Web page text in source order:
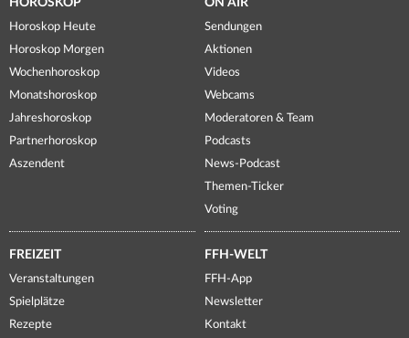
HOROSKOP
Horoskop Heute
Horoskop Morgen
Wochenhoroskop
Monatshoroskop
Jahreshoroskop
Partnerhoroskop
Aszendent
ON AIR
Sendungen
Aktionen
Videos
Webcams
Moderatoren & Team
Podcasts
News-Podcast
Themen-Ticker
Voting
FREIZEIT
Veranstaltungen
Spielplätze
Rezepte
FFH-WELT
FFH-App
Newsletter
Kontakt